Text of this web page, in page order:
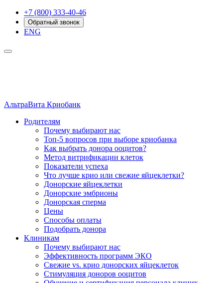
+7 (800) 333-40-46
Обратный звонок
ENG
АльтраВита Криобанк
Родителям
Почему выбирают нас
Топ-5 вопросов при выборе криобанка
Как выбрать донора ооцитов?
Метод витрификации клеток
Показатели успеха
Что лучше крио или свежие яйцеклетки?
Донорские яйцеклетки
Донорские эмбрионы
Донорская сперма
Цены
Способы оплаты
Подобрать донора
Клиникам
Почему выбирают нас
Эффективность программ ЭКО
Свежие vs. крио донорских яйцеклеток
Стимуляция доноров ооцитов